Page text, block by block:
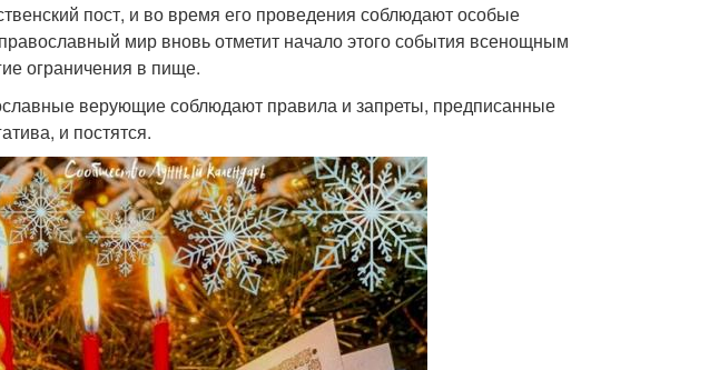
пост, и во время его проведения соблюдают особые
мир вновь отметит начало этого события всенощным
ограничения в пище.
верующие соблюдают правила и запреты, предписанные
и постятся.